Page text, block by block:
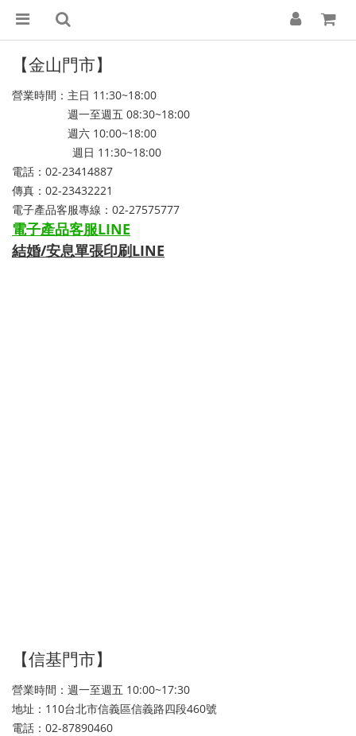
【金山門市】
營業時間：主日 11:30~18:00
週一至週五 08:30~18:00
週六 10:00~18:00
週日 11:30~18:00
電話：02-23414887
傳真：02-23432221
電子產品客服專線：02-27575777
電子產品客服LINE
結婚/安息單張印刷LINE
【信基門市】
營業時間：週一至週五 10:00~17:30
地址：110台北市信義區信義路四段460號
電話：02-87890460